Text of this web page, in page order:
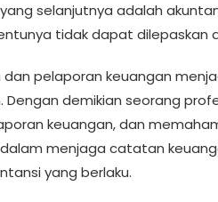
selanjutnya adalah
tidak dapat dilepaskan
pelaporan keuangan
Dengan demikian seorang
keuangan, dan
menjaga catatan
yang berlaku.